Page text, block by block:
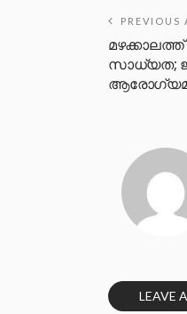
PREVIOUS
സാധ്യത;
LEAVE